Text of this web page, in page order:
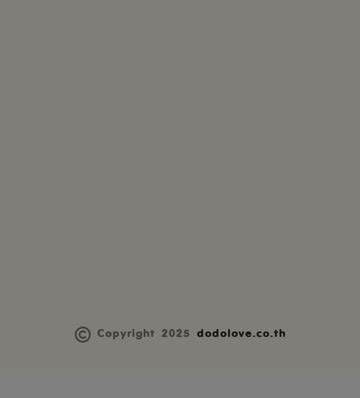
Copyright 2025 dodolove.co.th